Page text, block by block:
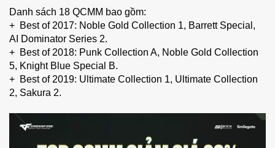
Danh sách 18 QCMM bao gồm:
+  Best of 2017: Noble Gold Collection 1, Barrett Special,
AI Dominator Series 2.
+  Best of 2018: Punk Collection A, Noble Gold Collection
5, Knight Blue Special B.
+  Best of 2019: Ultimate Collection 1, Ultimate Collection
2, Sakura 2.